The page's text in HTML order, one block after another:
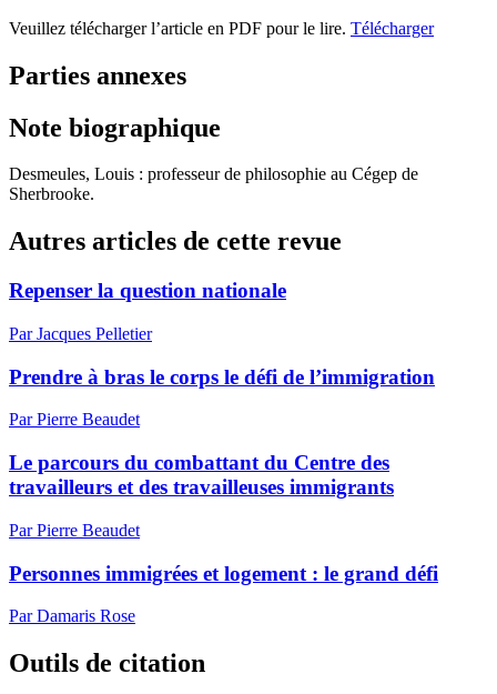
Veuillez télécharger l’article en PDF pour le lire. Télécharger
Parties annexes
Note biographique
Desmeules, Louis : professeur de philosophie au Cégep de
Sherbrooke.
Autres articles de cette revue
Repenser la question nationale
Par Jacques Pelletier
Prendre à bras le corps le défi de l’immigration
Par Pierre Beaudet
Le parcours du combattant du Centre des
travailleurs et des travailleuses immigrants
Par Pierre Beaudet
Personnes immigrées et logement : le grand défi
Par Damaris Rose
Outils de citation